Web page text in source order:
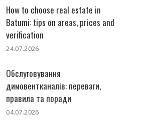
How to choose real estate in
Batumi: tips on areas, prices and
verification
24.07.2026
Обслуговування
димовентканалів: переваги,
правила та поради
04.07.2026